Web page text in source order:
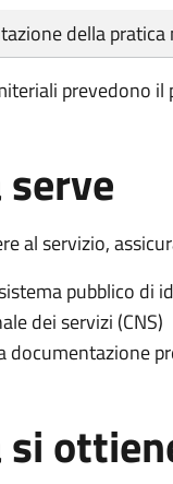
della
prevedono
serve
al servizio,
pubblico di
dei servizi (CNS)
documentazione
si